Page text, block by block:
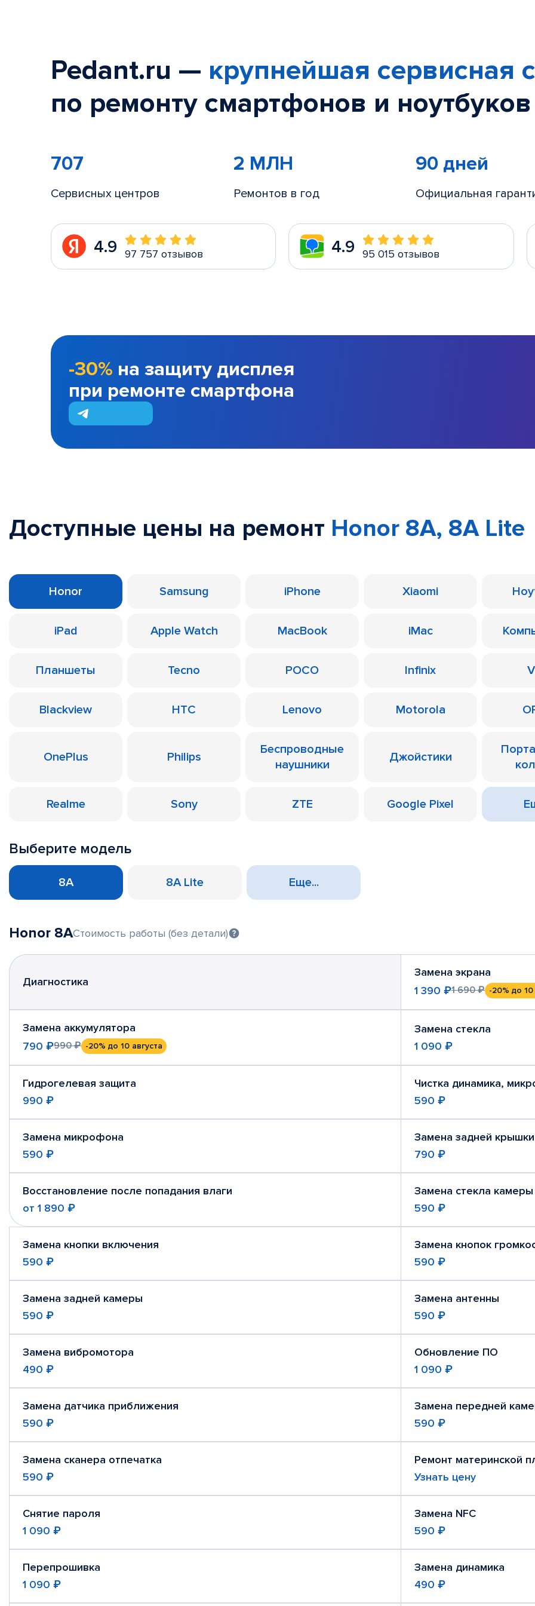
Pedant.ru — крупнейшая сервисная
по ремонту смартфонов и
707
Сервисных центров
2 МЛН
Ремонтов в год
90 дней
Официальная
4.9 97 757 отзывов 4.9 95 015 отзывов
-30% на защиту дисплея
при ремонте смартфона
Доступные цены на ремонт Honor 8A, 8A Lite
Honor Samsung iPhone Xiaomi
iPad Apple Watch MacBook iMac
Планшеты Tecno POCO Infinix
Blackview HTC Lenovo Motorola
OnePlus Philips
Беспроводные
наушники
Джойстики
Realme Sony ZTE Google Pixel
Выберите модель
8A 8A Lite Еще...
Honor 8AСтоимость работы (без детали)
Диагностика
Замена экрана
1 390 ₽1 690 ₽ -20% до 10
Замена аккумулятора
790 ₽990 ₽ -20% до 10 августа
Замена стекла
1 090 ₽
Гидрогелевая защита
990 ₽
Чистка динамика,
590 ₽
Замена микрофона
590 ₽
Замена задней крышки
790 ₽
Восстановление после попадания влаги
от 1 890 ₽
Замена стекла камеры
590 ₽
Замена кнопки включения
590 ₽
Замена кнопок
590 ₽
Замена задней камеры
590 ₽
Замена антенны
590 ₽
Замена вибромотора
490 ₽
Обновление ПО
1 090 ₽
Замена датчика приближения
590 ₽
Замена передней
590 ₽
Замена сканера отпечатка
590 ₽
Ремонт материнской
Узнать цену
Снятие пароля
1 090 ₽
Замена NFC
590 ₽
Перепрошивка
1 090 ₽
Замена динамика
490 ₽